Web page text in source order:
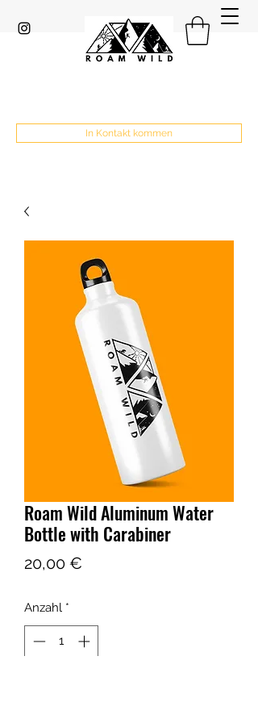
In Kontakt kommen
Roam Wild Aluminum Water
Bottle with Carabiner
20,00 €
Anzahl *